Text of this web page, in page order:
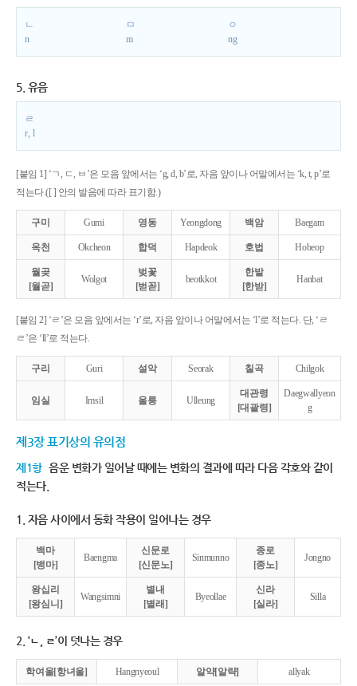
ㄴ
n
ㅁ
m
ㅇ
ng
5. 유음
ㄹ
r, l
[붙임 1] ‘ㄱ, ㄷ, ㅂ’은 모음 앞에서는 ‘g, d, b’로, 자음 앞이나 어말에서는 ‘k, t, p’로
적는다.([ ] 안의 발음에 따라 표기함.)
구미 Gumi 영동 Yeongdong 백암 Baegam
옥천 Okcheon 합덕 Hapdeok 호법 Hobeop
월곶
[월곧]
Wolgot
벚꽃
[벋꼳]
beotkkot
한밭
[한받]
Hanbat
[붙임 2] ‘ㄹ’은 모음 앞에서는 ‘r’로, 자음 앞이나 어말에서는 ‘l’로 적는다. 단, ‘ㄹ
ㄹ’은 ‘ll’로 적는다.
구리 Guri 설악 Seorak 칠곡 Chilgok
임실 Imsil 울릉 Ulleung
대관령
[대괄령]
Daegwallyeon
g
제3장 표기상의 유의점
제1항 음운 변화가 일어날 때에는 변화의 결과에 따라 다음 각호와 같이
적는다.
1. 자음 사이에서 동화 작용이 일어나는 경우
백마
[뱅마]
Baengma
신문로
[신문노]
Sinmunno
종로
[종노]
Jongno
왕십리
[왕심니]
Wangsimni
별내
[별래]
Byeollae
신라
[실라]
Silla
2. ‘ㄴ, ㄹ’이 덧나는 경우
학여울[항녀울] Hangnyeoul 알약[알략] allyak